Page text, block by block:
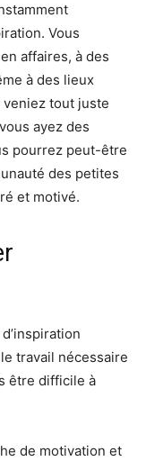
Vous
affaires, à des
à des lieux
tout juste
ayez des
pourrez peut-être
des petites
et motivé.
travail nécessaire
être difficile à
de motivation et